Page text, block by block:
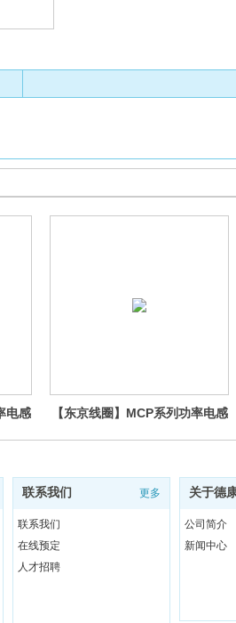
电感
【东京线圈】MCP系列功率电感
关于德
公司简介
新闻中心
联系我们 更多
联系我们
在线预定
人才招聘